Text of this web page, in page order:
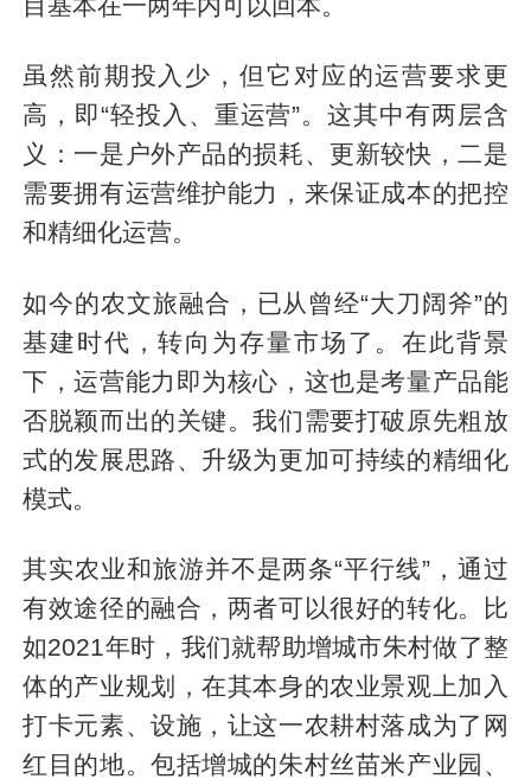
虽然前期投入少，但它对应的运营要求更
高，即“轻投入、重运营”。这其中有两层含
义：一是户外产品的损耗、更新较快，二是
需要拥有运营维护能力，来保证成本的把控
和精细化运营。
如今的农文旅融合，已从曾经“大刀阔斧”的
基建时代，转向为存量市场了。在此背景
下，运营能力即为核心，这也是考量产品能
否脱颖而出的关键。我们需要打破原先粗放
式的发展思路、升级为更加可持续的精细化
模式。
其实农业和旅游并不是两条“平行线”，通过
有效途径的融合，两者可以很好的转化。比
如2021年时，我们就帮助增城市朱村做了整
体的产业规划，在其本身的农业景观上加入
打卡元素、设施，让这一农耕村落成为了网
红目的地。包括增城的朱村丝苗米产业园、